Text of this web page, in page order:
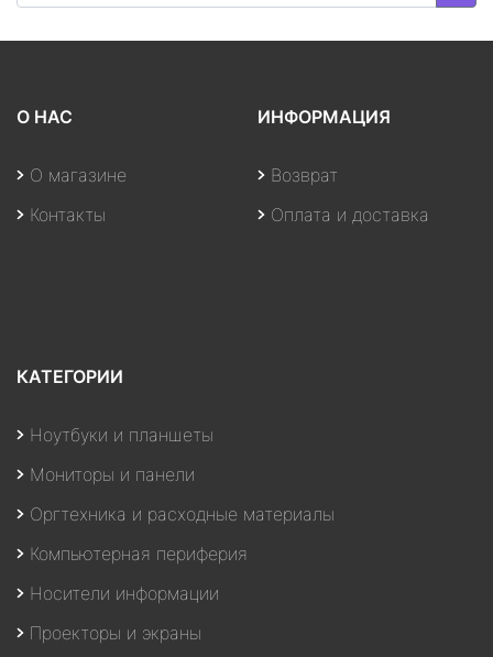
О НАС
О магазине
Контакты
ИНФОРМАЦИЯ
Возврат
Оплата и доставка
КАТЕГОРИИ
Ноутбуки и планшеты
Мониторы и панели
Оргтехника и расходные материалы
Компьютерная периферия
Носители информации
Проекторы и экраны